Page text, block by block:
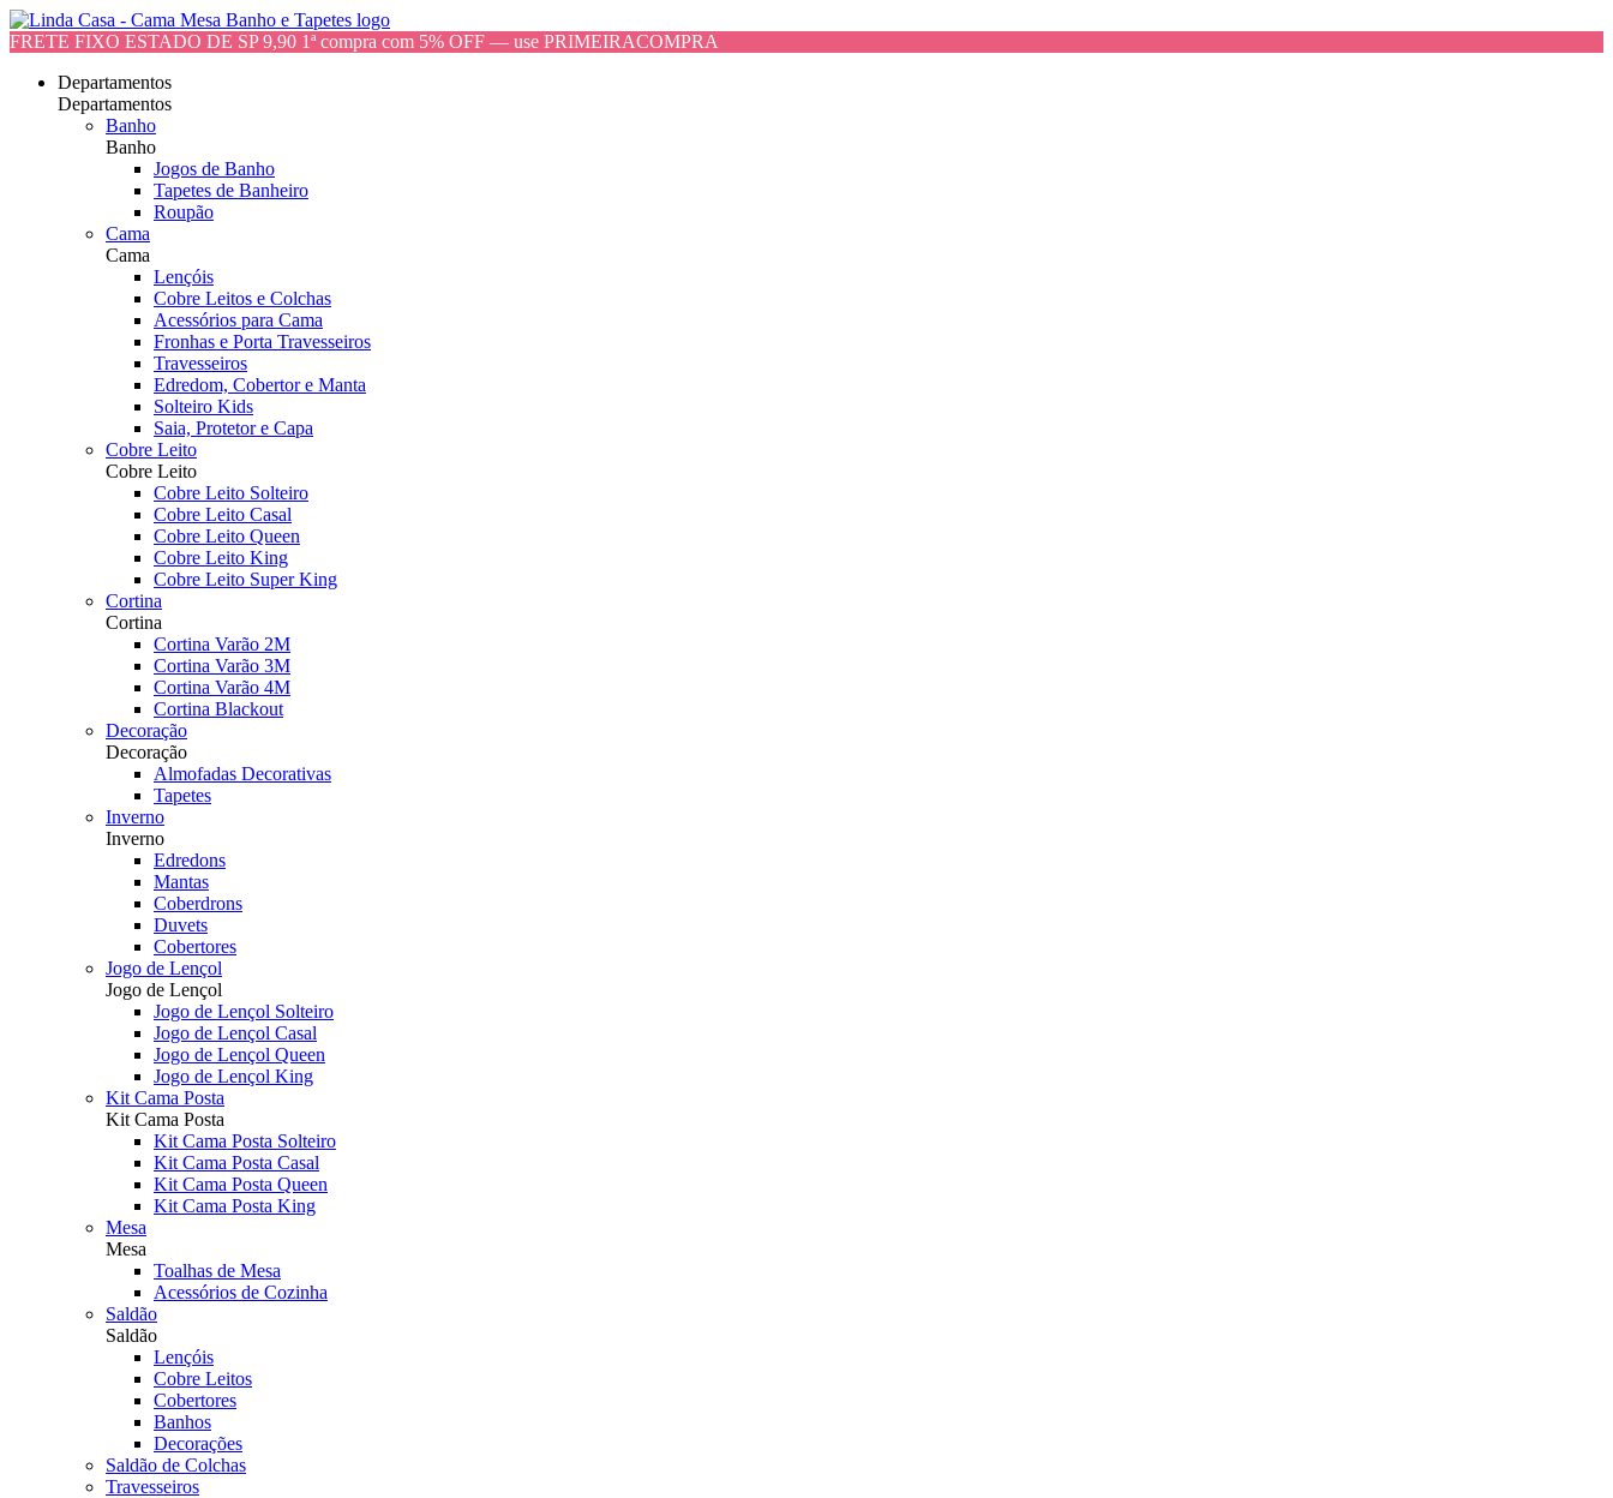
FRETE FIXO ESTADO DE SP 9,90 1ª compra com 5% OFF — use PRIMEIRACOMPRA
Departamentos
Departamentos
Banho
Banho
Jogos de Banho
Tapetes de Banheiro
Roupão
Cama
Cama
Lençóis
Cobre Leitos e Colchas
Acessórios para Cama
Fronhas e Porta Travesseiros
Travesseiros
Edredom, Cobertor e Manta
Solteiro Kids
Saia, Protetor e Capa
Cobre Leito
Cobre Leito
Cobre Leito Solteiro
Cobre Leito Casal
Cobre Leito Queen
Cobre Leito King
Cobre Leito Super King
Cortina
Cortina
Cortina Varão 2M
Cortina Varão 3M
Cortina Varão 4M
Cortina Blackout
Decoração
Decoração
Almofadas Decorativas
Tapetes
Inverno
Inverno
Edredons
Mantas
Coberdrons
Duvets
Cobertores
Jogo de Lençol
Jogo de Lençol
Jogo de Lençol Solteiro
Jogo de Lençol Casal
Jogo de Lençol Queen
Jogo de Lençol King
Kit Cama Posta
Kit Cama Posta
Kit Cama Posta Solteiro
Kit Cama Posta Casal
Kit Cama Posta Queen
Kit Cama Posta King
Mesa
Mesa
Toalhas de Mesa
Acessórios de Cozinha
Saldão
Saldão
Lençóis
Cobre Leitos
Cobertores
Banhos
Decorações
Saldão de Colchas
Travesseiros